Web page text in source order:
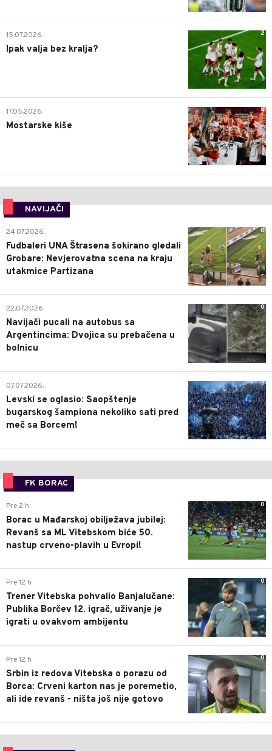
2
15.07.2026.
Ipak valja bez kralja?
0
17.05.2026.
Mostarske kiše
NAVIJAČI
0
24.07.2026.
Fudbaleri UNA Štrasena šokirano gledali
Grobare: Nevjerovatna scena na kraju
utakmice Partizana
0
22.07.2026.
Navijači pucali na autobus sa
Argentincima: Dvojica su prebačena u
bolnicu
1
07.07.2026.
Levski se oglasio: Saopštenje
bugarskog šampiona nekoliko sati pred
meč sa Borcem!
FK BORAC
0
Pre 2 h
Borac u Mađarskoj obilježava jubilej:
Revanš sa ML Vitebskom biće 50.
nastup crveno-plavih u Evropi!
0
Pre 12 h
Trener Vitebska pohvalio Banjalučane:
Publika Borčev 12. igrač, uživanje je
igrati u ovakvom ambijentu
0
Pre 12 h
Srbin iz redova Vitebska o porazu od
Borca: Crveni karton nas je poremetio,
ali ide revanš - ništa još nije gotovo